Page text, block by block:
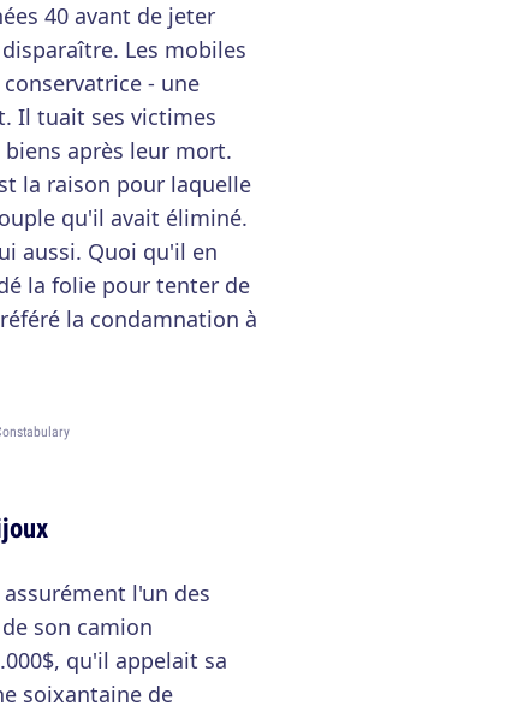
40 avant de jeter
Les mobiles
- une
Il tuait ses victimes
après leur mort.
la raison pour laquelle
qu'il avait éliminé.
aussi. Quoi qu'il en
la folie pour tenter de
la condamnation à
assurément l'un des
son camion
qu'il appelait sa
soixantaine de